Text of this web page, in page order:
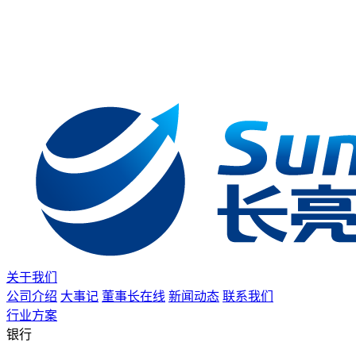
关于我们
公司介绍 大事记 董事长在线 新闻动态 联系我们
行业方案
银行